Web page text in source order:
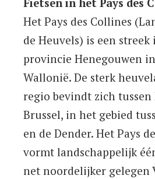
Fietsen in het Pays des
Het Pays des Collines
de Heuvels) is een streek
provincie Henegouwen in
Wallonië. De sterk
regio bevindt zich
Brussel, in het gebied
en de Dender. Het Pays
vormt landschappelijk
net noordelijker gelegen